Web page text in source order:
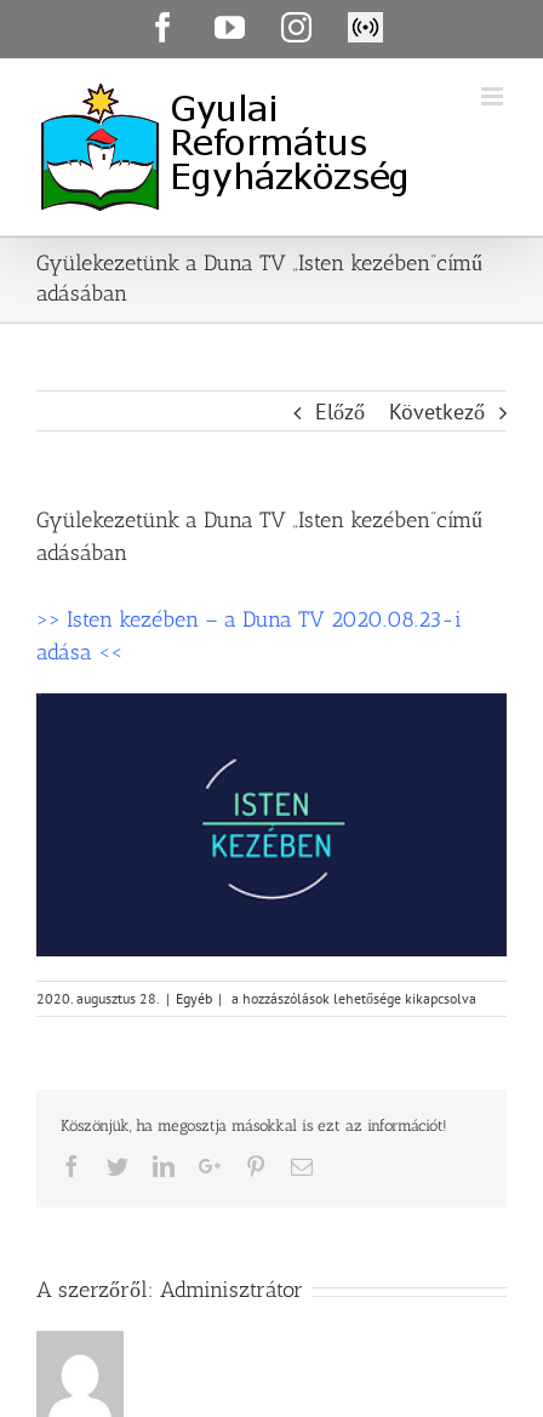
FacebookYouTubeInstagram
Élő
közvetítés
Gyülekezetünk a Duna TV „Isten kezében”című
adásában
Előző Következő
Gyülekezetünk a Duna TV „Isten kezében”című
adásában
>> Isten kezében – a Duna TV 2020.08.23-i
adása <<
2020. augusztus 28. | Egyéb | Gyülekezetünk
a
adásában
a hozzászólások lehetősége kikapcsolva
Köszönjük, ha megosztja másokkal is ezt az információt!
Facebook
TwitterLinkedInGoogle+PinterestEmail
A szerzőről: Adminisztrátor